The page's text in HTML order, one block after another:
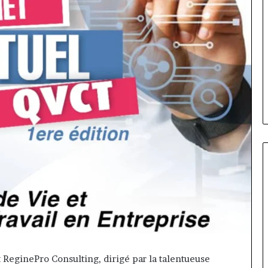
ReginePro Consulting, dirigé par la talentueuse
AfriLife
Monkam
Siayojie
commandes